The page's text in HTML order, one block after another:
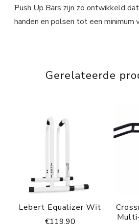
Push Up Bars zijn zo ontwikkeld
handen en polsen tot een minimum
Gerelateerde
Lebert Equalizer Wit
€119.90